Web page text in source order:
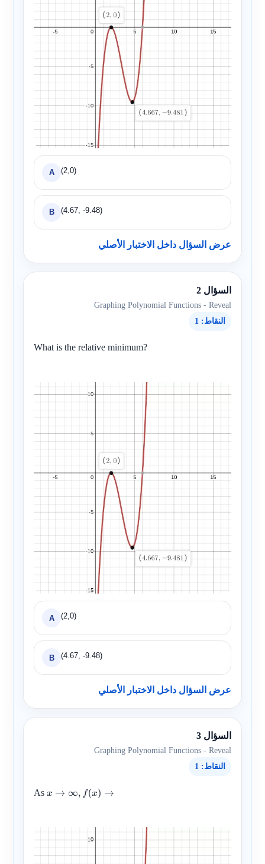
A (2,0)
B (4.67, -9.48)
عرض السؤال داخل الاختبار الأصلي
السؤال 2
Graphing Polynomial Functions - Reveal
النقاط: 1
What is the relative minimum?
A (2,0)
B (4.67, -9.48)
عرض السؤال داخل الاختبار الأصلي
السؤال 3
Graphing Polynomial Functions - Reveal
النقاط: 1
Asx →∞ ,f(x )→